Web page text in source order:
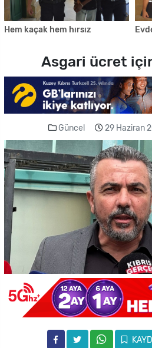
Hem kaçak hem hırsız
Asgari ücret
Güncel 29 Haziran